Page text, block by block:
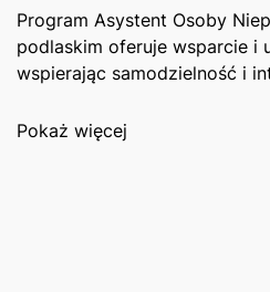
Program Asystent Osoby
podlaskim oferuje wsparcie i
wspierając samodzielność i
Pokaż więcej